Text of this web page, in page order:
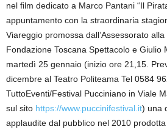
nel film dedicato a Marco Pantani “Il
appuntamento con la straordinaria
Viareggio promossa dall’Assessorato
Fondazione Toscana Spettacolo e Giulio
martedì 25 gennaio (inizio ore 21,15.
dicembre al Teatro Politeama Tel 0584
TuttoEventi/Festival Pucciniano in Viale
sul sito https://www.puccinifestival.it) una
applaudite dal pubblico nel 2010 prodotta